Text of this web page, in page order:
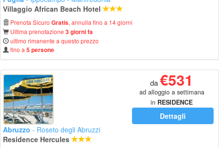
Villaggio African Beach Hotel
Prenota Sicuro Gratis, annulla fino a 14 giorni
Ultima prenotazione 3 giorni fa
ultimo rimanente a questo prezzo
fino a 5 persone
da€531
ad alloggio a settimana
in RESIDENCE
Dettagli
Abruzzo - Roseto degli Abruzzi
Residence Hercules